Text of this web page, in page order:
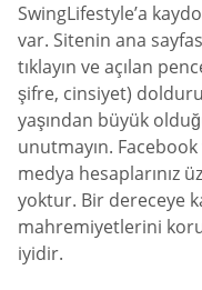
SwingLifestyle’a
var. Sitenin ana
tıklayın ve açılan
şifre, cinsiyet)
yaşından büyük
unutmayın.
medya hesaplarınız
yoktur. Bir dereceye
mahremiyetlerini
iyidir.